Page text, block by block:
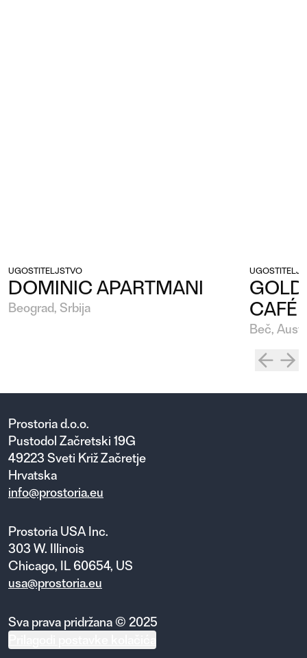
UGOSTITELJSTVO
DOMINIC APARTMANI
Beograd, Srbija
CAFÉ
Beč,
Prostoria d.o.o.
Pustodol Začretski 19G
49223 Sveti Križ Začretje
Hrvatska
info@prostoria.eu
Prostoria USA Inc.
303 W. Illinois
Chicago, IL 60654, US
usa@prostoria.eu
Sva prava pridržana © 2025